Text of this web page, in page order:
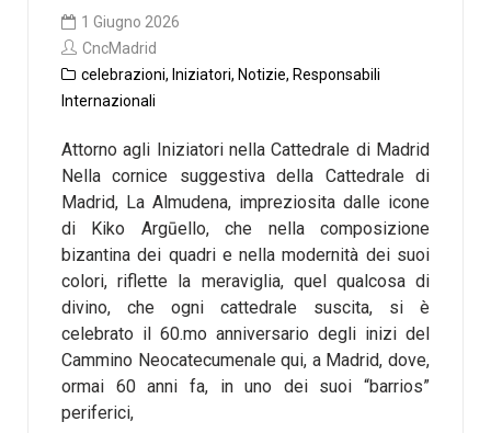
1 Giugno 2026
CncMadrid
celebrazioni, Iniziatori, Notizie, Responsabili
Internazionali
Attorno agli Iniziatori nella Cattedrale di Madrid
Nella cornice suggestiva della Cattedrale di
Madrid, La Almudena, impreziosita dalle icone
di Kiko Argūello, che nella composizione
bizantina dei quadri e nella modernità dei suoi
colori, riflette la meraviglia, quel qualcosa di
divino, che ogni cattedrale suscita, si è
celebrato il 60.mo anniversario degli inizi del
Cammino Neocatecumenale qui, a Madrid, dove,
ormai 60 anni fa, in uno dei suoi “barrios”
periferici,